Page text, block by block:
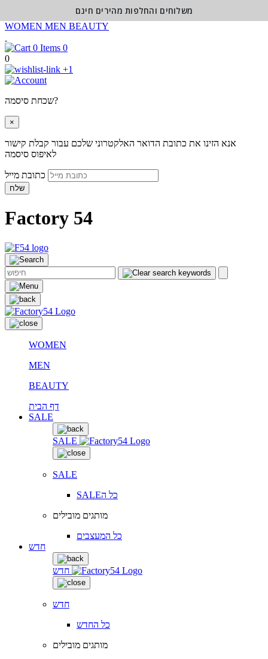
WOMEN MEN BEAUTY
0
0
+1
שכחת סיסמה?
×
אנא הזינו את כתובת הדואר האלקטרוני שלכם עבור קבלת קישור
לאיפוס סיסמה
שלח
Factory 54
WOMEN
MEN
BEAUTY
דף הבית
SALE
SALE
SALE
SALEכל ה
מותגים מובילים
כל המעצבים
חדש
חדש
חדש
כל החדש
מותגים מובילים
משלוחים והחלפות מהירים חינם